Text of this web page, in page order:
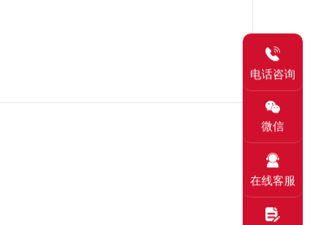
电话咨询
微信
在线客服